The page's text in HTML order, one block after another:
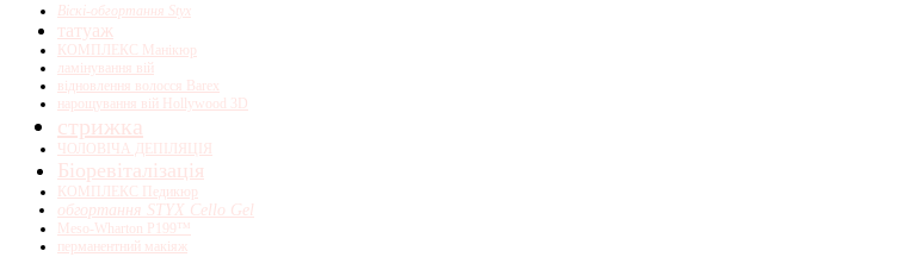
Віскі-обгортання Styx
татуаж
КОМПЛЕКС Манікюр
ламінування вій
відновлення волосся Barex
нарощування вій Hollywood 3D
стрижка
ЧОЛОВІЧА ДЕПІЛЯЦІЯ
Біоревіталізація
КОМПЛЕКС Педикюр
обгортання STYX Cello Gel
Meso-Wharton P199™
перманентний макіяж